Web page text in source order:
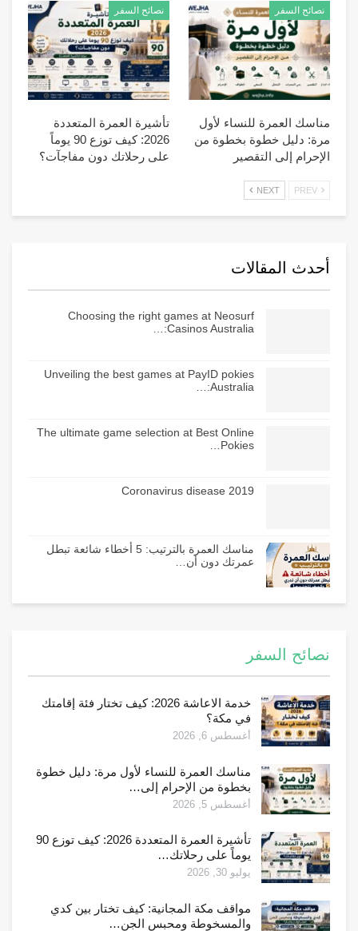
نصائح السفر
مناسك العمرة للنساء لأول
مرة: دليل خطوة بخطوة من
الإحرام إلى التقصير
نصائح السفر
تأشيرة العمرة المتعددة
2026: كيف توزع 90 يوماً
على رحلاتك دون مفاجآت؟
NEXT
أحدث المقالات
Choosing the right games at Neosurf
Casinos Australia:…
Unveiling the best games at PayID pokies
Australia:…
The ultimate game selection at Best Online
Pokies…
Coronavirus disease 2019
مناسك العمرة بالترتيب: 5 أخطاء شائعة تبطل
عمرتك دون أن…
نصائح السفر
خدمة الاعاشة 2026: كيف تختار فئة إقامتك
في مكة؟
أغسطس 6, 2026
مناسك العمرة للنساء لأول مرة: دليل خطوة
بخطوة من الإحرام إلى…
أغسطس 5, 2026
تأشيرة العمرة المتعددة 2026: كيف توزع 90
يوماً على رحلاتك…
يوليو 30, 2026
مواقف مكة المجانية: كيف تختار بين كدي
والمسخوطة ومحبس الجن…